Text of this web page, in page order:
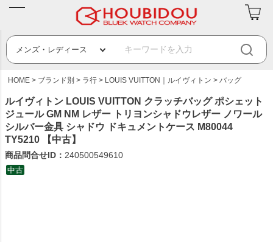
HOME ブランド別 ラ行 LOUIS VUITTON｜ルイヴィトン バッグ
ルイヴィトン LOUIS VUITTON クラッチバッグ ポシェット
ジュール GM NM レザー トリヨンシャドウレザー ノワール
シルバー金具 シャドウ ドキュメントケース M80044
TY5210 【中古】
商品問合せID： 240500549610
中古